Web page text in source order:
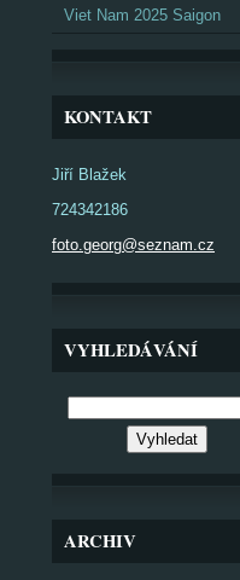
Viet Nam 2025 Saigon
KONTAKT
Jiří Blažek
724342186
foto.georg@seznam.cz
VYHLEDÁVÁNÍ
ARCHIV